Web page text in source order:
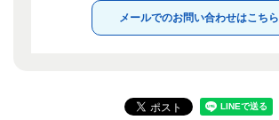
メールでのお問い合わせはこちら